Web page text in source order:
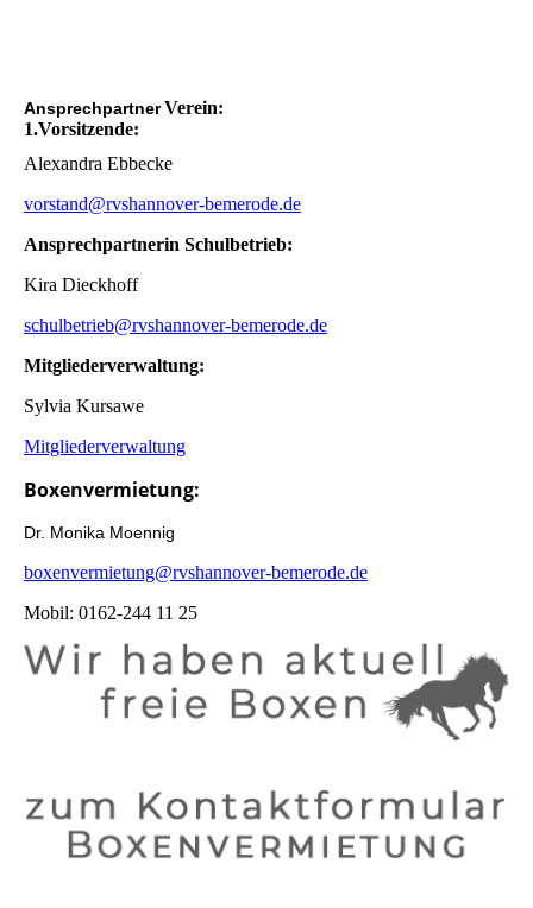
AnsprechpartnerVerein:
1.Vorsitzende:
Alexandra Ebbecke
vorstand@rvshannover-bemerode.de
Ansprechpartnerin Schulbetrieb:
Kira Dieckhoff
schulbetrieb@rvshannover-bemerode.de
Mitgliederverwaltung:
Sylvia Kursawe
Mitgliederverwaltung
Boxenvermietung:
Dr. Monika Moennig
boxenvermietung@rvshannover-bemerode.de
Mobil: 0162-244 11 25